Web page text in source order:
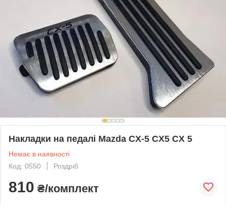
Накладки на педалі Mazda CX-5 CX5 CX 5
Немає в наявності
Код: 0550
Роздріб
810 ₴/комплект